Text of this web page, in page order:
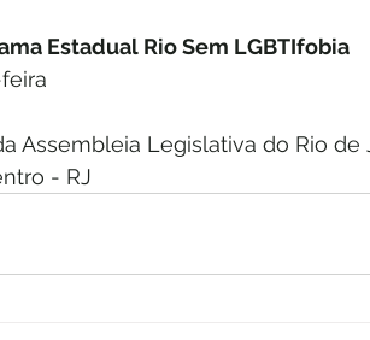
Estadual Rio Sem LGBTIfobia
Assembleia Legislativa do Rio de
- RJ